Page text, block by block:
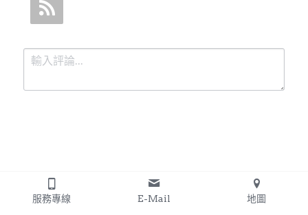
提交
服務專線 E-Mail 地圖